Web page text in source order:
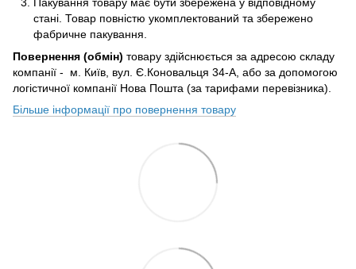
стані. Товар повністю укомплектований та збережено
фабричне пакування.
Повернення (обмін) товару здійснюється за адресою складу
компанії - м. Київ, вул. Є.Коновальця 34-А, або за допомогою
логістичної компанії Нова Пошта (за тарифами перевізника).
Більше інформації про повернення товару